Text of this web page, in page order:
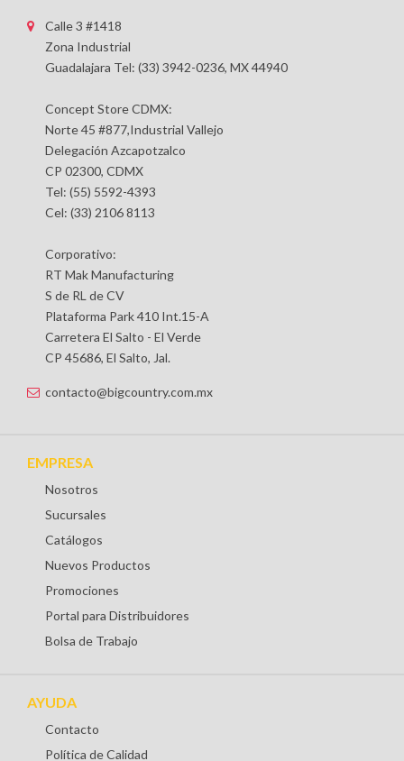
Calle 3 #1418
Zona Industrial
Guadalajara Tel: (33) 3942-0236, MX 44940
Concept Store CDMX:
Norte 45 #877,Industrial Vallejo
Delegación Azcapotzalco
CP 02300, CDMX
Tel: (55) 5592-4393
Cel: (33) 2106 8113
Corporativo:
RT Mak Manufacturing
S de RL de CV
Plataforma Park 410 Int.15-A
Carretera El Salto - El Verde
CP 45686, El Salto, Jal.
contacto@bigcountry.com.mx
EMPRESA
Nosotros
Sucursales
Catálogos
Nuevos Productos
Promociones
Portal para Distribuidores
Bolsa de Trabajo
AYUDA
Contacto
Política de Calidad